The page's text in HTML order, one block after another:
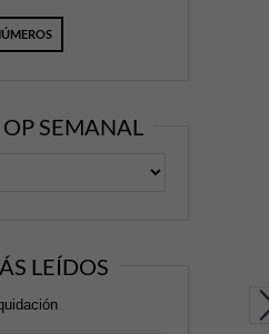
OP SEMANAL
LEÍDOS